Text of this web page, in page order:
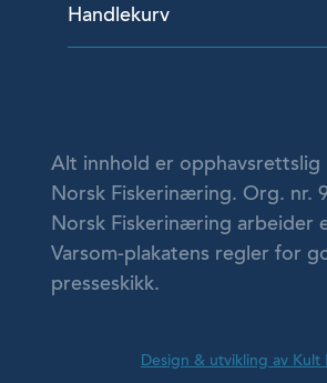
Handlekurv
Alt innhold er
Norsk Fiskerinæring. Org. nr.
Norsk Fiskerinæring arbeider
Varsom-plakatens regler for
presseskikk.
Design & utvikling av Kult